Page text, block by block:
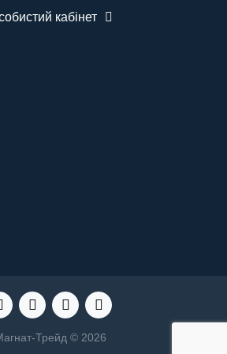
кнопка виклику медсестри
кабінет
Трейд © 2026